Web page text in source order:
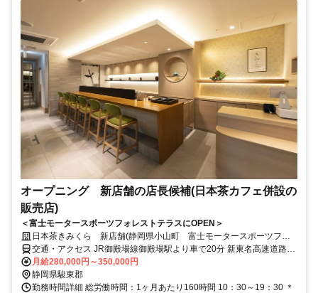
オープニング 新店舗の店長候補(日本茶カフェ併設の
販売店)
＜富士モータースポーツフォレストテラスにOPEN＞
日本茶きみくら 新店舗(静岡県小山町 富士モータースポーツフォ
レストテラス)
交通・アクセス JR御殿場線御殿場駅より車で20分 新東名高速道路新
御殿場インターより車で15分
月給280,000円～350,000円
静岡県駿東郡
勤務時間詳細 総労働時間：1ヶ月あたり160時間 10：30～19：30 ＊